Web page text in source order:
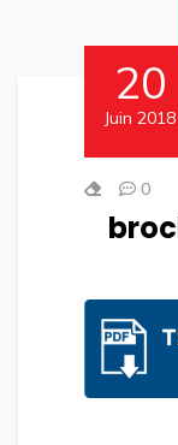
20
Juin 2018
0